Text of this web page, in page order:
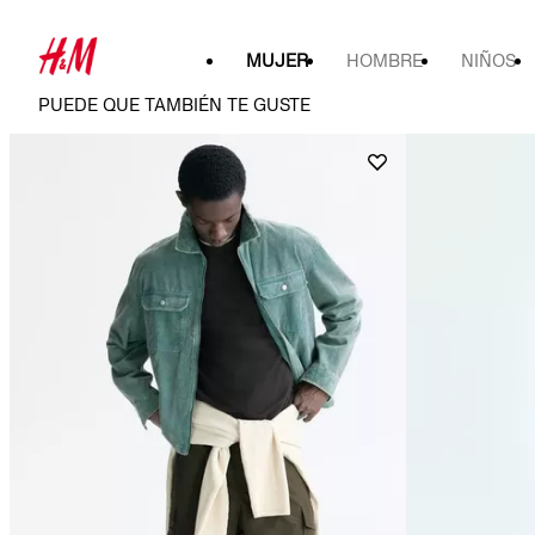
MUJER HOMBRE NIÑOS
PUEDE QUE TAMBIÉN TE GUSTE